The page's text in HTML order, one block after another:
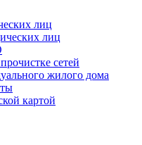
лиц
лиц
сетей
жилого дома
картой